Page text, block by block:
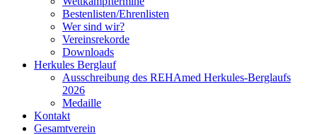
Bestenlisten/Ehrenlisten
Wer sind wir?
Vereinsrekorde
Downloads
Herkules Berglauf
Ausschreibung des REHAmed Herkules-Berglaufs
2026
Medaille
Kontakt
Gesamtverein